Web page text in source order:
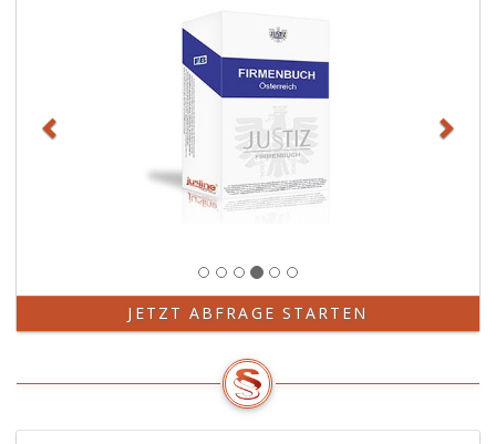
JETZT ABFRAGE STARTEN